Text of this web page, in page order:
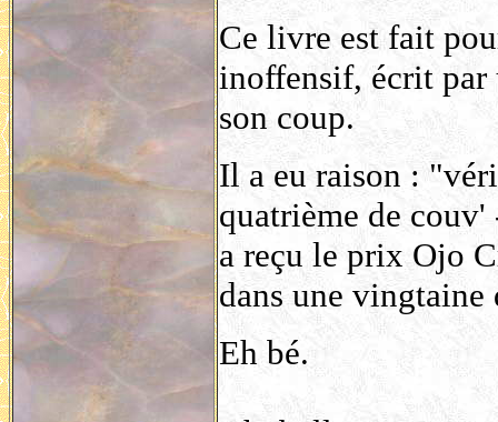
Ce livre est fait
inoffensif, écrit par
son coup.
Il a eu raison :
quatrième de
a reçu le prix Ojo
dans une vingtaine
Eh bé.